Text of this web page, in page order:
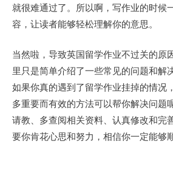
就很难通过了。所以啊，写作业的时候
容，让读者能够轻松理解你的意思。
当然啦，导致英国留学作业不过关的原
里只是简单介绍了一些常见的问题和解
如果你真的遇到了留学作业挂掉的情况
多重要而有效的方法可以帮你解决问题
请教、多查阅相关资料、认真修改和完
要你肯花心思和努力，相信你一定能够